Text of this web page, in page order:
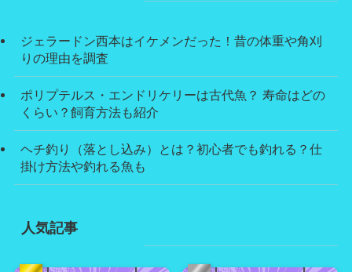
ジェラードン西本はイケメンだった！昔の体重や角刈
りの理由を調査
ポリプテルス・エンドリケリーは古代魚？ 寿命はどの
くらい？飼育方法も紹介
ヘチ釣り（落とし込み）とは？初心者でも釣れる？仕
掛け方法や釣れる魚も
人気記事